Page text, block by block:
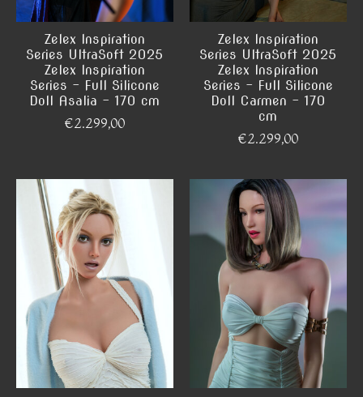
Zelex Inspiration
Series UltraSoft 2025
Zelex Inspiration
Series - Full Silicone
Doll Asalia - 170 cm
€2.299,00
Zelex Inspiration
Series UltraSoft 2025
Zelex Inspiration
Series - Full Silicone
Doll Carmen - 170
cm
€2.299,00